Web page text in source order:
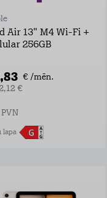
Air 13" M4 Wi-Fi +
256GB
€ /mēn.
€
lapa